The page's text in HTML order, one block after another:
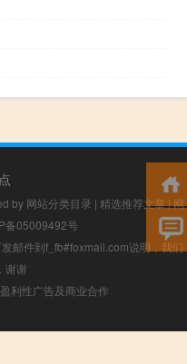
by 网站分类目录 | 精选推荐文章|网
备05009492号
邮件到f_fb#foxmail.com说明，我们
谢谢
利性广告及商业合作